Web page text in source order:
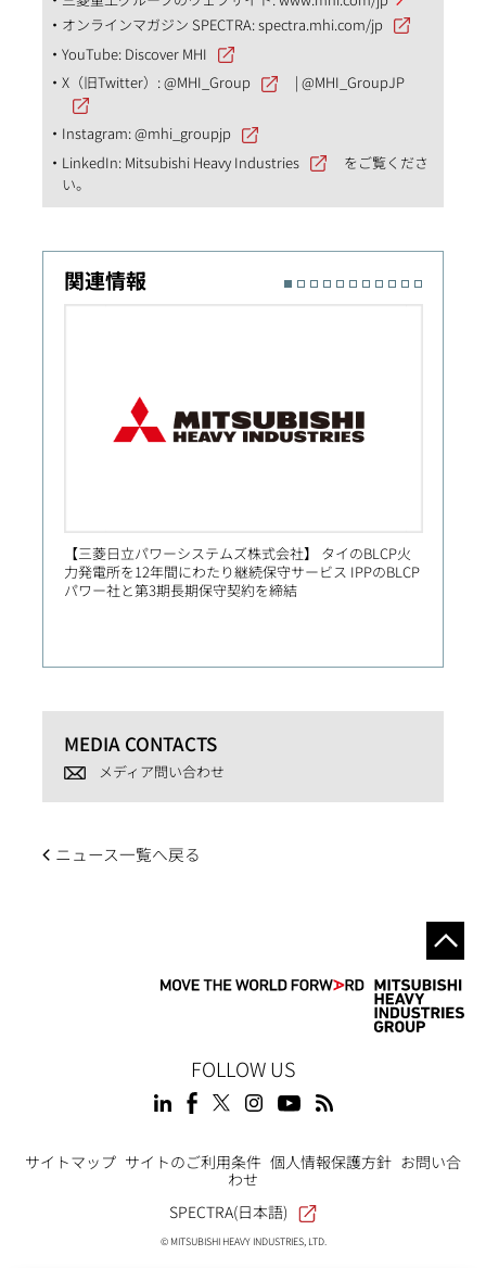
オンラインマガジン SPECTRA:spectra.mhi.com/jp
YouTube: Discover MHI
X（旧Twitter）:@MHI_Group |@MHI_GroupJP
Instagram:@mhi_groupjp
LinkedIn: Mitsubishi Heavy Industries
をご覧くださ
い。
関連情報
【三菱日立パワーシステムズ株式会社】 タイのBLCP火
力発電所を12年間にわたり継続保守サービス IPPのBLCP
パワー社と第3期長期保守契約を締結
MEDIA CONTACTS
メディア問い合わせ
ニュース一覧へ戻る
FOLLOW US
Footer
サイトマップ サイトのご利用条件 個人情報保護方針 お問い合
わせ
SPECTRA(日本語)
© MITSUBISHI HEAVY INDUSTRIES, LTD.